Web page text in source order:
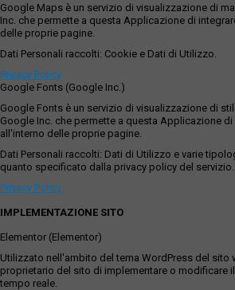
Google Maps è un servizio di visualizzazione di
Inc. che permette a questa Applicazione di
delle proprie pagine.
Dati Personali raccolti: Cookie e Dati di Utilizzo.
Privacy Policy
Google Fonts (Google Inc.)
Google Fonts è un servizio di visualizzazione di
Google Inc. che permette a questa Applicazione
all'interno delle proprie pagine.
Dati Personali raccolti: Dati di Utilizzo e varie
quanto specificato dalla privacy policy del servizio.
Privacy Policy
IMPLEMENTAZIONE SITO
Elementor (Elementor)
Utilizzato nell'ambito del tema WordPress del sito
proprietario del sito di implementare o modificare
tempo reale.